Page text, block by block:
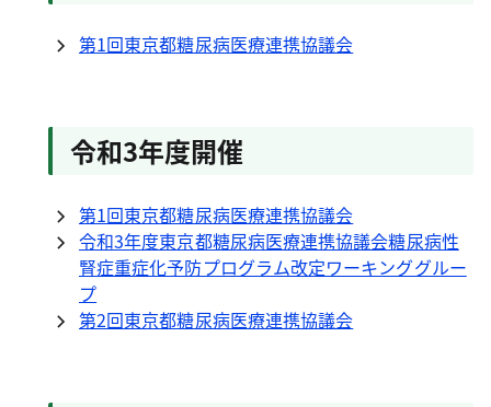
第1回東京都糖尿病医療連携協議会
令和3年度開催
第1回東京都糖尿病医療連携協議会
令和3年度東京都糖尿病医療連携協議会糖尿病性
腎症重症化予防プログラム改定ワーキンググルー
プ
第2回東京都糖尿病医療連携協議会